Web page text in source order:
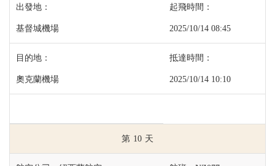
基督城機場 2025/10/14 08:45
奧克蘭機場 2025/10/14 10:10
10